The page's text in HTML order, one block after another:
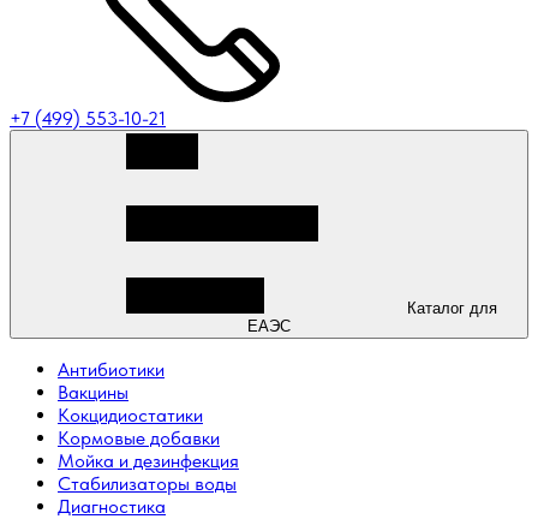
+7 (499) 553-10-21
ЕАЭС
Антибиотики
Вакцины
Кокцидиостатики
Кормовые добавки
Мойка и дезинфекция
Стабилизаторы воды
Диагностика